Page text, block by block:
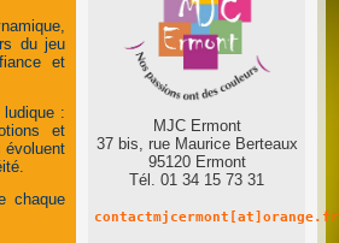
du jeu
et
:
et
évoluent
chaque
MJC Ermont
37 bis, rue Maurice Berteaux
95120 Ermont
Tél. 01 34 15 73 31
contactmjcermont[at]orange.fr